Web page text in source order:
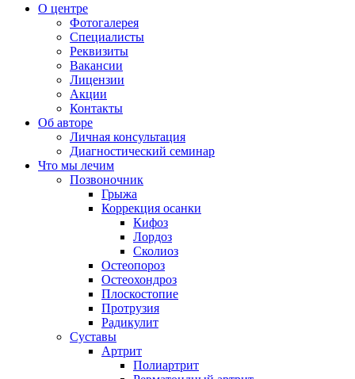
О центре
Фотогалерея
Специалисты
Реквизиты
Вакансии
Лицензии
Акции
Контакты
Об авторе
Личная консультация
Диагностический семинар
Что мы лечим
Позвоночник
Грыжа
Коррекция осанки
Кифоз
Лордоз
Сколиоз
Остеопороз
Остеохондроз
Плоскостопие
Протрузия
Радикулит
Суставы
Артрит
Полиартрит